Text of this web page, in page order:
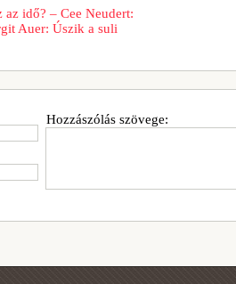
idő? – Cee Neudert:
Auer: Úszik a suli
Hozzászólás szövege: